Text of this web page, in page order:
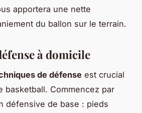
apportera une nette
du ballon sur le terrain.
à domicile
de défense est crucial
basketball. Commencez par
défensive de base : pieds